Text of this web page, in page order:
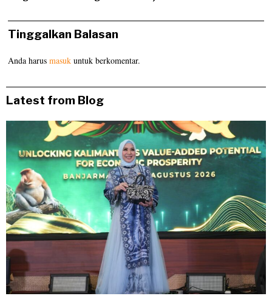
Tinggalkan Balasan
Anda harusmasuk untuk berkomentar.
Latest from Blog